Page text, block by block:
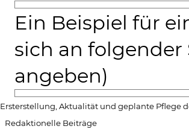
Ein Beispiel für
sich an folgender
angeben)
Ersterstellung, Aktualität und geplante Pflege
Redaktionelle Beiträge